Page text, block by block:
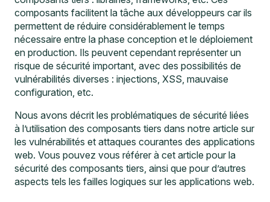
composants facilitent la tâche aux développeurs car ils
permettent de réduire considérablement le temps
nécessaire entre la phase conception et le déploiement
en production. Ils peuvent cependant représenter un
risque de sécurité important, avec des possibilités de
vulnérabilités diverses : injections, XSS, mauvaise
configuration, etc.
Nous avons décrit les problématiques de sécurité liées
à l’utilisation des composants tiers dans notre article sur
les vulnérabilités et attaques courantes des applications
web. Vous pouvez vous référer à cet article pour la
sécurité des composants tiers, ainsi que pour d’autres
aspects tels les failles logiques sur les applications web.